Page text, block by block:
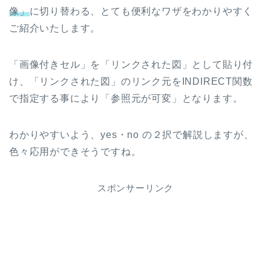
像」に切り替わる、とても便利なワザをわかりやすく
ご紹介いたします。
「画像付きセル」を「リンクされた図」として貼り付
け、「リンクされた図」のリンク元をINDIRECT関数
で指定する事により「参照元が可変」となります。
わかりやすいよう、yes・no の２択で解説しますが、
色々応用ができそうですね。
スポンサーリンク